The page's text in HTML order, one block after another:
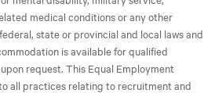
medical conditions or any other
state or provincial and local laws and
is available for qualified
request. This Equal Employment
all practices relating to recruitment and